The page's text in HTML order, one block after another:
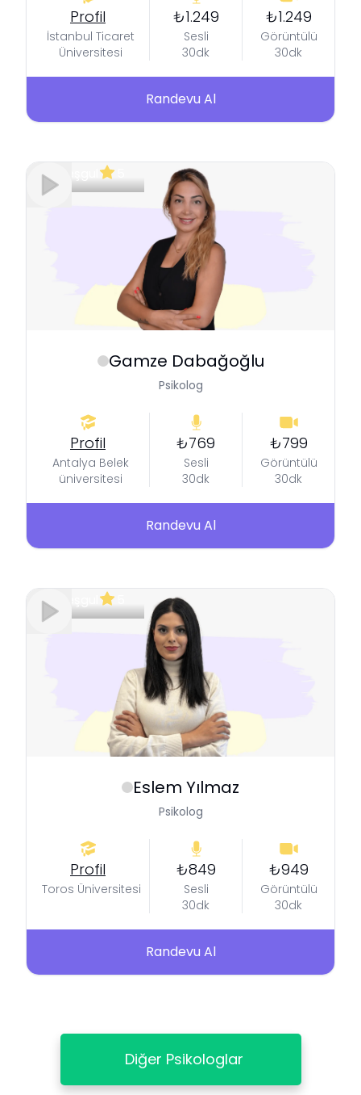
Profil
İstanbul Ticaret
Üniversitesi
₺1.249
Sesli
30dk
₺1.249
Görüntülü
30dk
Randevu Al
Gamze Dabağoğlu
Psikolog
Profil
Antalya Belek
üniversitesi
₺769
Sesli
30dk
₺799
Görüntülü
30dk
Randevu Al
Eslem Yılmaz
Psikolog
Profil
Toros Üniversitesi
₺849
Sesli
30dk
₺949
Görüntülü
30dk
Randevu Al
Diğer Psikologlar